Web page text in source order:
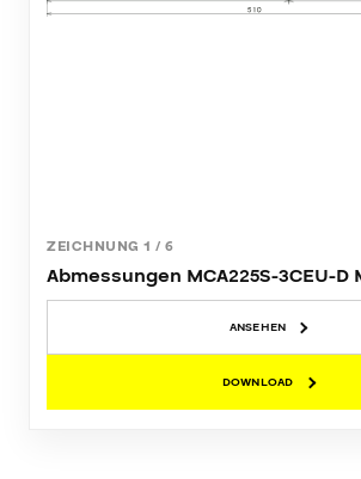
ZEICHNUNG 1 / 6
Abmessungen MCA225S-3CEU-D
ANSEHEN
DOWNLOAD